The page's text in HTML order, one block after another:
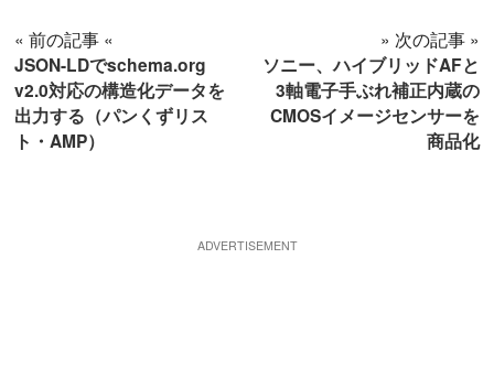
« 前の記事 «
JSON-LDでschema.org
v2.0対応の構造化データを
出力する（パンくずリス
ト・AMP）
» 次の記事 »
ソニー、ハイブリッドAFと
3軸電子手ぶれ補正内蔵の
CMOSイメージセンサーを
商品化